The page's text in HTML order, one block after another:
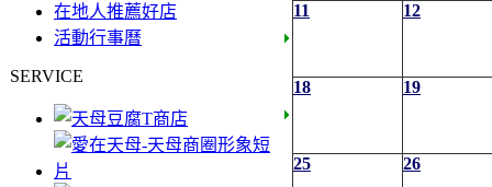
在地人推薦好店
活動行事曆
SERVICE
11 12
18 19
25 26